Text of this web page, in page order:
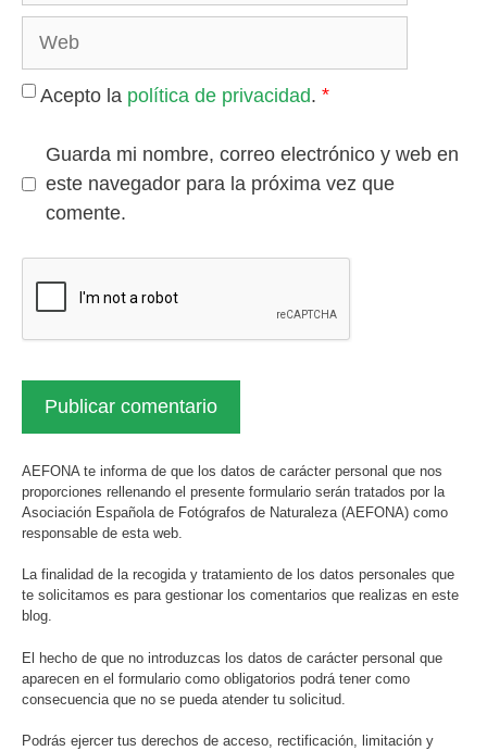
Acepto la política de privacidad. *
Guarda mi nombre, correo electrónico y web en
este navegador para la próxima vez que
comente.
AEFONA te informa de que los datos de carácter personal que nos
proporciones rellenando el presente formulario serán tratados por la
Asociación Española de Fotógrafos de Naturaleza (AEFONA) como
responsable de esta web.
La finalidad de la recogida y tratamiento de los datos personales que
te solicitamos es para gestionar los comentarios que realizas en este
blog.
El hecho de que no introduzcas los datos de carácter personal que
aparecen en el formulario como obligatorios podrá tener como
consecuencia que no se pueda atender tu solicitud.
Podrás ejercer tus derechos de acceso, rectificación, limitación y